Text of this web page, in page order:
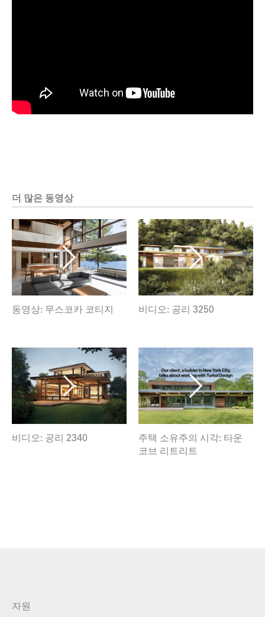
더 많은 동영상
동영상: 무스코카 코티지 비디오: 공리 3250
비디오: 공리 2340
주택 소유주의 시각: 타운
코브 리트리트
자원